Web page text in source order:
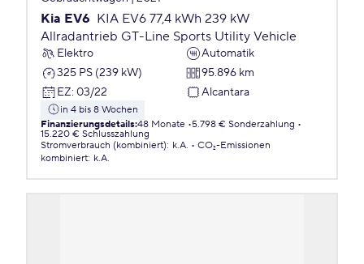
Kia EV6 KIA EV6 77,4 kWh 239 kW
Allradantrieb GT-Line Sports Utility Vehicle
Elektro
Automatik
325 PS (239 kW)
95.896 km
EZ: 03/22 Alcantara
in 4 bis 8 Wochen
Finanzierungsdetails:48 Monate 5.798 € Sonderzahlung
15.220 € Schlusszahlung
Stromverbrauch (kombiniert): k.A.
CO₂-Emissionen
kombiniert: k.A.